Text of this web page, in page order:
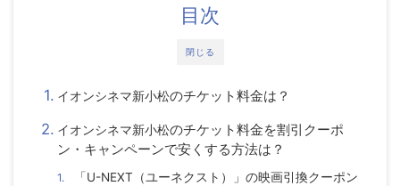
閉じる
目次
イオンシネマ新小松のチケット料金は？
イオンシネマ新小松のチケット料金を割引クーポ
ン・キャンペーンで安くする方法は？
「U-NEXT（ユーネクスト）」の映画引換クーポン